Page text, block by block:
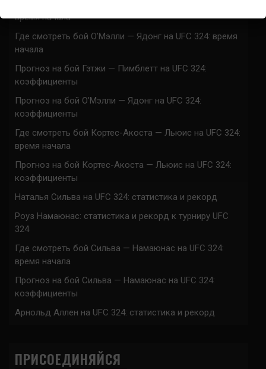
время начала
Где смотреть бой О’Мэлли — Ядонг на UFC 324: время
начала
Прогноз на бой Гэтжи — Пимблетт на UFC 324:
коэффициенты
Прогноз на бой О’Мэлли — Ядонг на UFC 324:
коэффициенты
Где смотреть бой Кортес-Акоста — Льюис на UFC 324:
время начала
Прогноз на бой Кортес-Акоста — Льюис на UFC 324:
коэффициенты
Наталья Сильва на UFC 324: статистика и рекорд
Роуз Намаюнас: статистика и рекорд к турниру UFC
324
Где смотреть бой Сильва — Намаюнас на UFC 324:
время начала
Прогноз на бой Сильва — Намаюнас на UFC 324:
коэффициенты
Арнольд Аллен на UFC 324: статистика и рекорд
ПРИСОЕДИНЯЙСЯ